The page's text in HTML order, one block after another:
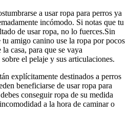
a usar ropa para perros ya
incómodo. Si notas que tu
de usar ropa, no lo fuerces.Sin
amigo canino use la ropa por pocos
casa, para que se vaya
el pelaje y sus articulaciones.
explícitamente destinados a perros
beneficiarse de usar ropa para
conseguir ropa de su medida
a la hora de caminar o